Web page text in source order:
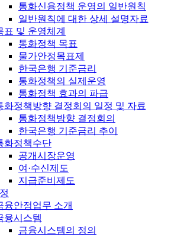
통화신용정책 운영의 일반원칙
일반원칙에 대한 상세 설명자료
표 및 운영체계
통화정책 목표
물가안정목표제
한국은행 기준금리
통화정책의 실제운영
통화정책 효과의 파급
화정책방향 결정회의 일정 및 자료
통화정책방향 결정회의
한국은행 기준금리 추이
화정책수단
공개시장운영
여·수신제도
지급준비제도
융안정업무 소개
융시스템
금융시스템의 정의